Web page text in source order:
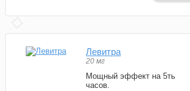
Левитра
20 мг
Мощный эффект на 5ть
часов.